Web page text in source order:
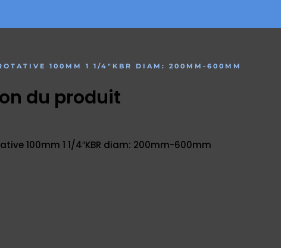
100MM 1 1/4″KBR DIAM: 200MM-600MM
du produit
100mm 1 1/4″KBR diam: 200mm-600mm